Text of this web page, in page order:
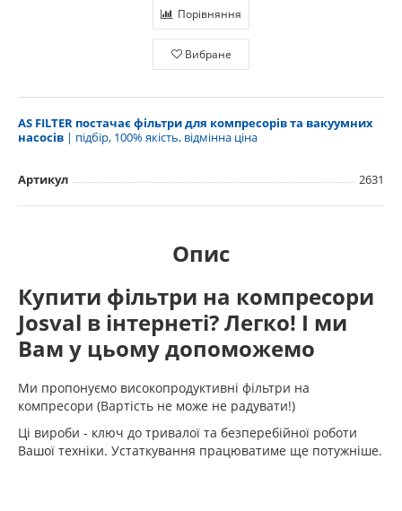
Порівняння
Вибране
AS FILTER постачає фільтри для компресорів та вакуумних
насосів | підбір, 100% якість, відмінна ціна
Артикул 2631
Опис
Купити фільтри на компресори
Josval в інтернеті? Легко! І ми
Вам у цьому допоможемо
Ми пропонуємо високопродуктивні фільтри на
компресори (Вартість не може не радувати!)
Ці вироби - ключ до тривалої та безперебійної роботи
Вашої техніки. Устаткування працюватиме ще потужніше.